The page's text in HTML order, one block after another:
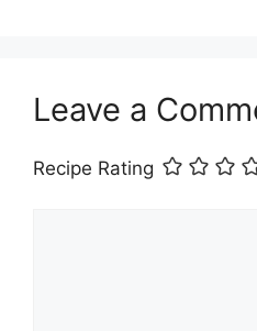
Leave a
Recipe Rating